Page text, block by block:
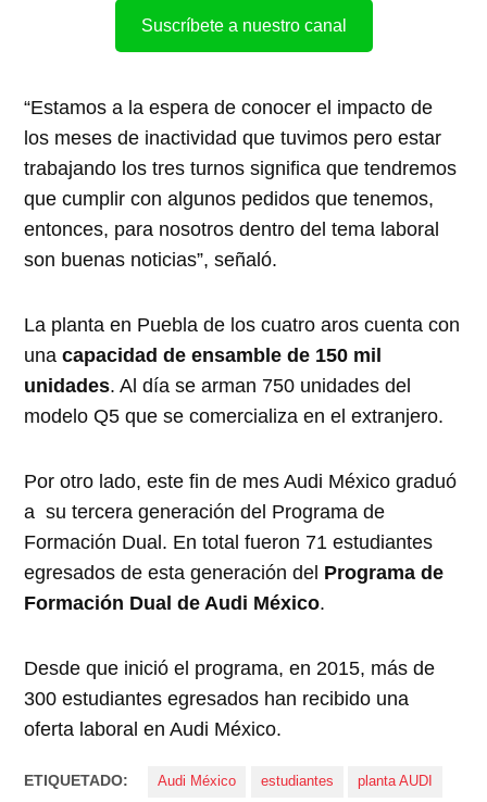
Suscríbete a nuestro canal
“Estamos a la espera de conocer el impacto de
los meses de inactividad que tuvimos pero estar
trabajando los tres turnos significa que tendremos
que cumplir con algunos pedidos que tenemos,
entonces, para nosotros dentro del tema laboral
son buenas noticias”, señaló.
La planta en Puebla de los cuatro aros cuenta con
unacapacidad de ensamble de 150 mil
unidades. Al día se arman 750 unidades del
modelo Q5 que se comercializa en el extranjero.
Por otro lado, este fin de mes Audi México graduó
a su tercera generación del Programa de
Formación Dual. En total fueron 71 estudiantes
egresados de esta generación del Programa de
Formación Dual de Audi México.
Desde que inició el programa, en 2015, más de
300 estudiantes egresados han recibido una
oferta laboral en Audi México.
ETIQUETADO: Audi México estudiantes planta AUDI